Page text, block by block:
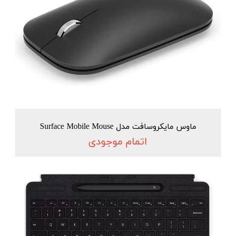
ماوس مایکروسافت مدل Surface Mobile Mouse
اتمام موجودی